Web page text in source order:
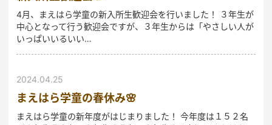
4月、まえはら学童の新入所生歓迎会を行いました！ ３年生が
中心となって行う歓迎会ですが、３年生からは「やさしい人が
いっぱいいるいい…
2024.04.25
まえはら学童の春休み🌸
まえはら学童の新年度がはじまりました！ 今年度は１５２名